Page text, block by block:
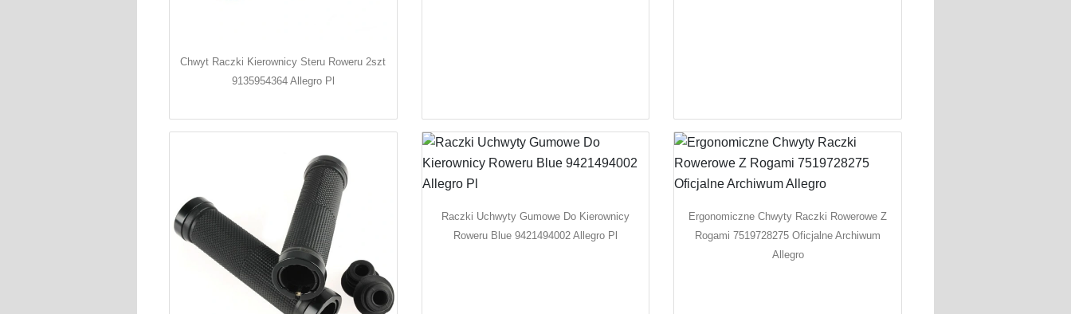
Chwyt Raczki Kierownicy Steru Roweru 2szt
9135954364 Allegro Pl
Raczki Uchwyty Gumowe Do Kierownicy
Roweru Blue 9421494002 Allegro Pl
Ergonomiczne Chwyty Raczki Rowerowe Z
Rogami 7519728275 Oficjalne Archiwum
Allegro